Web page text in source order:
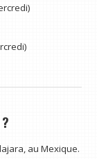
au Mexique.